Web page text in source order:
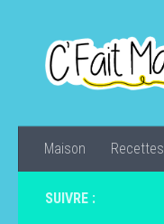
Maison Recettes
SUIVRE :